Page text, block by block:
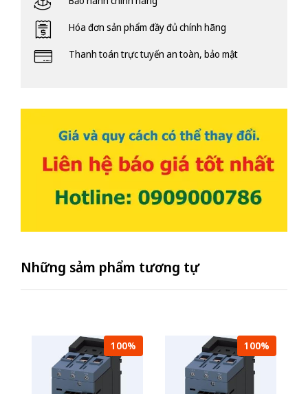
Hóa đơn sản phẩm đầy đủ chính hãng
Thanh toán trực tuyến an toàn, bảo mật
Những sảm phẩm tương tự
100% 100%